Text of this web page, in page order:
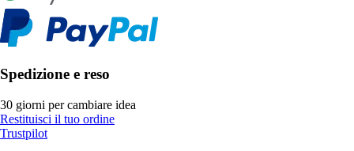
Spedizione e reso
30 giorni per cambiare idea
Restituisci il tuo ordine
Trustpilot